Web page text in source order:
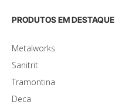
PRODUTOS EM DESTAQUE
Metalworks
Sanitrit
Tramontina
Deca